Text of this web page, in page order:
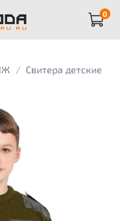
0
Свитера детские